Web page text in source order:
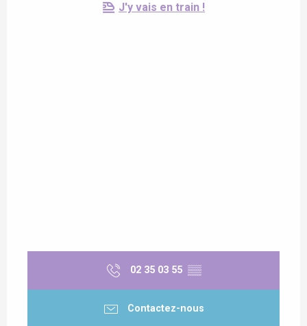
J'y vais en train !
02 35 03 55 ▒▒
Contactez-nous